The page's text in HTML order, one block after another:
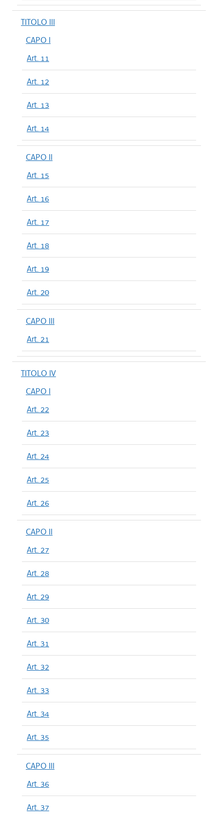
TITOLO III
CAPO I
Art. 11
Art. 12
Art. 13
Art. 14
CAPO II
Art. 15
Art. 16
Art. 17
Art. 18
Art. 19
Art. 20
CAPO III
Art. 21
TITOLO IV
CAPO I
Art. 22
Art. 23
Art. 24
Art. 25
Art. 26
CAPO II
Art. 27
Art. 28
Art. 29
Art. 30
Art. 31
Art. 32
Art. 33
Art. 34
Art. 35
CAPO III
Art. 36
Art. 37